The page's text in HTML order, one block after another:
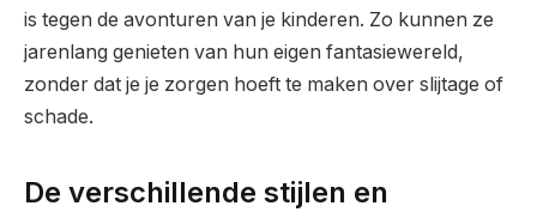
is tegen de avonturen van je kinderen. Zo kunnen ze
jarenlang genieten van hun eigen fantasiewereld,
zonder dat je je zorgen hoeft te maken over slijtage of
schade.
De verschillende stijlen en